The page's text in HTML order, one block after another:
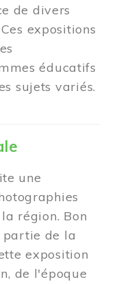
de divers
expositions
éducatifs
sujets variés.
une
région. Bon
partie de la
exposition
de l'époque